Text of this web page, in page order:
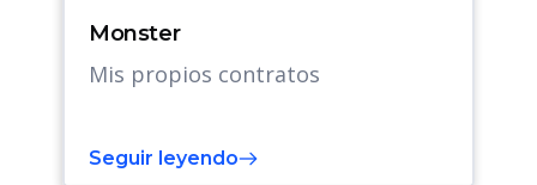
Monster
Mis propios contratos
Seguir leyendo